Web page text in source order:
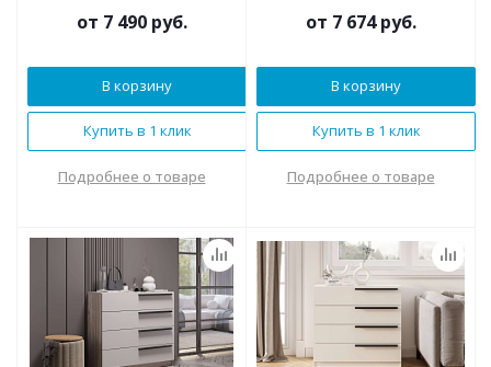
от 7 490 руб.
В корзину
Купить в 1 клик
Подробнее о товаре
от 7 674 руб.
В корзину
Купить в 1 клик
Подробнее о товаре